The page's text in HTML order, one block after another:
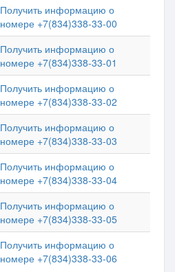
Получить информацию о
номере +7(834)338-33-00
Получить информацию о
номере +7(834)338-33-01
Получить информацию о
номере +7(834)338-33-02
Получить информацию о
номере +7(834)338-33-03
Получить информацию о
номере +7(834)338-33-04
Получить информацию о
номере +7(834)338-33-05
Получить информацию о
номере +7(834)338-33-06